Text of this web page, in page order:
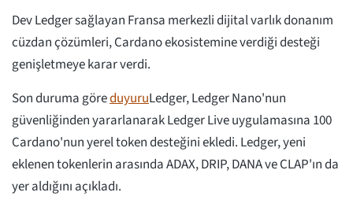
Dev Ledger sağlayan Fransa merkezli dijital varlık donanım
cüzdan çözümleri, Cardano ekosistemine verdiği desteği
genişletmeye karar verdi.
Son duruma göreduyuruLedger, Ledger Nano'nun
güvenliğinden yararlanarak Ledger Live uygulamasına 100
Cardano'nun yerel token desteğini ekledi. Ledger, yeni
eklenen tokenlerin arasında ADAX, DRIP, DANA ve CLAP'ın da
yer aldığını açıkladı.